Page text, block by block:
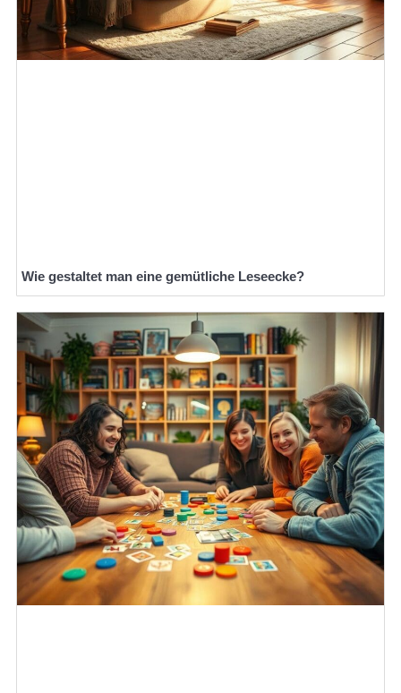
Wie gestaltet man eine gemütliche Leseecke?